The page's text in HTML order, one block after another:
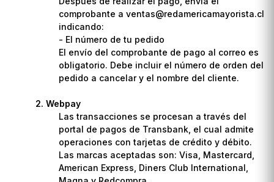
comprobante a ventas@redamericamayorista.cl
indicando:
- El número de tu pedido
El envío del comprobante de pago al correo es
obligatorio. Debe incluir el número de orden del
pedido a cancelar y el nombre del cliente.
Webpay
Las transacciones se procesan a través del
portal de pagos de Transbank, el cual admite
operaciones con tarjetas de crédito y débito.
Las marcas aceptadas son: Visa, Mastercard,
American Express, Diners Club International,